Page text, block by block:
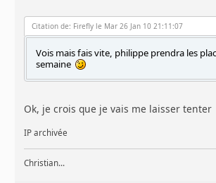
Citation de: Firefly le Mar 26 Jan 10 21:11:07
Vois mais fais vite, philippe prendra les
semaine
Ok, je crois que je vais me laisser
IP archivée
Christian...